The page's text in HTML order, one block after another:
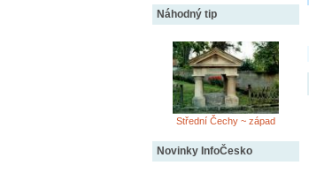
Náhodný tip
Střední Čechy ~ západ
Novinky InfoČesko